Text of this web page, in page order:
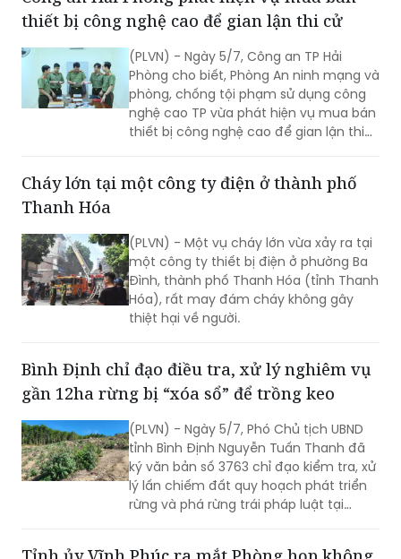
(PLVN) - Ngày 5/7, Công an TP Hải
Phòng cho biết, Phòng An ninh mạng và
phòng, chống tội phạm sử dụng công
nghệ cao TP vừa phát hiện vụ mua bán
thiết bị công nghệ cao để gian lận thi
cử.
Cháy lớn tại một công ty điện ở thành phố
(PLVN) - Một vụ cháy lớn vừa xảy ra tại
Đình, thành phố Thanh Hóa (tỉnh Thanh
Hóa), rất may đám cháy không gây
thiệt hại về người.
Bình Định chỉ đạo điều tra, xử lý nghiêm vụ
(PLVN) - Ngày 5/7, Phó Chủ tịch UBND
tỉnh Bình Định Nguyễn Tuấn Thanh đã
ký văn bản số 3763 chỉ đạo kiểm tra, xử
lý lấn chiếm đất quy hoạch phát triển
rừng và phá rừng trái pháp luật tại
khoảnh 2a, tiểu khu 208 (thuộc xã Mỹ
Hiệp, huyện Phù Mỹ).
Tỉnh ủy Vĩnh Phúc ra mắt Phòng họp không